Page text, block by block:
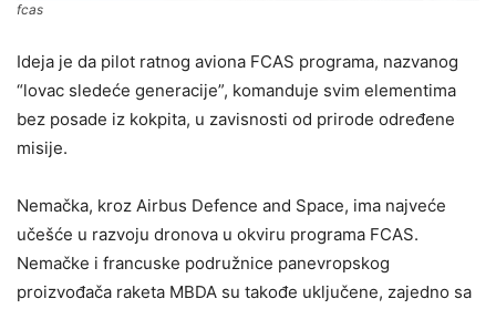
fcas
Ideja je da pilot ratnog aviona FCAS programa, nazvanog
“lovac sledeće generacije”, komanduje svim elementima
bez posade iz kokpita, u zavisnosti od prirode određene
misije.
Nemačka, kroz Airbus Defence and Space, ima najveće
učešće u razvoju dronova u okviru programa FCAS.
Nemačke i francuske podružnice panevropskog
proizvođača raketa MBDA su takođe uključene, zajedno sa